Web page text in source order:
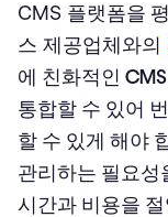
CMS 플랫폼을
스 제공업체와의
에 친화적인
통합할 수 있어
할 수 있게 해야
관리하는 필요성
시간과 비용을